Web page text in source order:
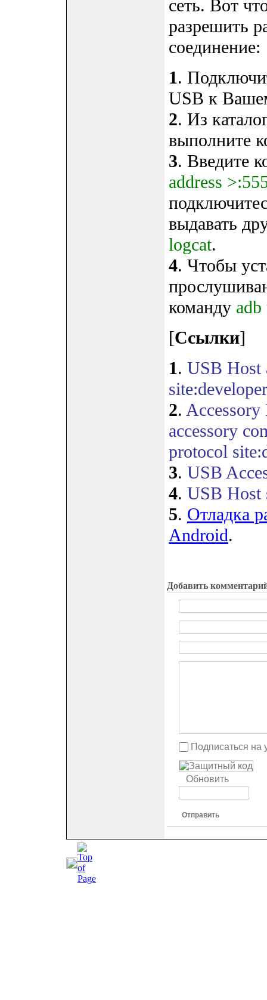
сеть. Вот
разрешить
соединение:
1.
USB к
2. Из
выполните
3. Введите
address
выдавать
logcat.
4. Чтобы
команду adb
[Ссылки]
1. USB Host
2.
accessory
protocol
3. USB
4. USB Host
5. Отладка
Android.
Добавить
Подписаться
Обновить
Отправить